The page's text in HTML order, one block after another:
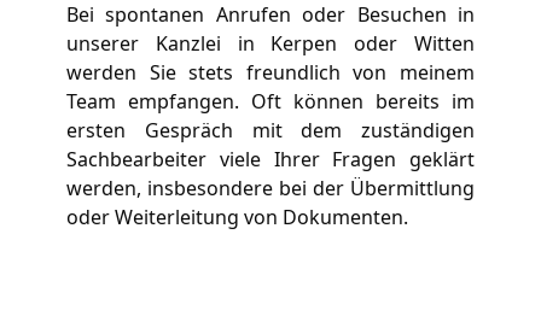
Bei spontanen Anrufen oder Besuchen in
unserer Kanzlei in Kerpen oder Witten
werden Sie stets freundlich von meinem
Team empfangen. Oft können bereits im
ersten Gespräch mit dem zuständigen
Sachbearbeiter viele Ihrer Fragen geklärt
werden, insbesondere bei der Übermittlung
oder Weiterleitung von Dokumenten.